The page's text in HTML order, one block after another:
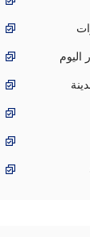
اليوم